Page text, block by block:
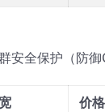
安全保护（防
价格